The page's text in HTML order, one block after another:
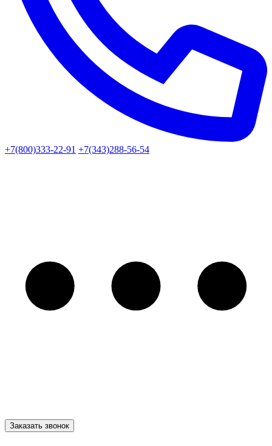
+7(800)333-22-91 +7(343)288-56-54
Заказать звонок